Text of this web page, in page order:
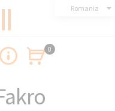
Romania
0